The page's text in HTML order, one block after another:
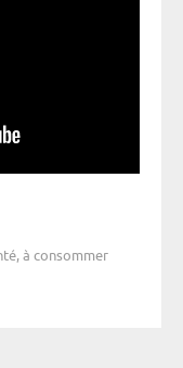
à consommer